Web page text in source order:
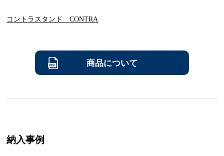
コントラスタンド CONTRA
商品について
納入事例